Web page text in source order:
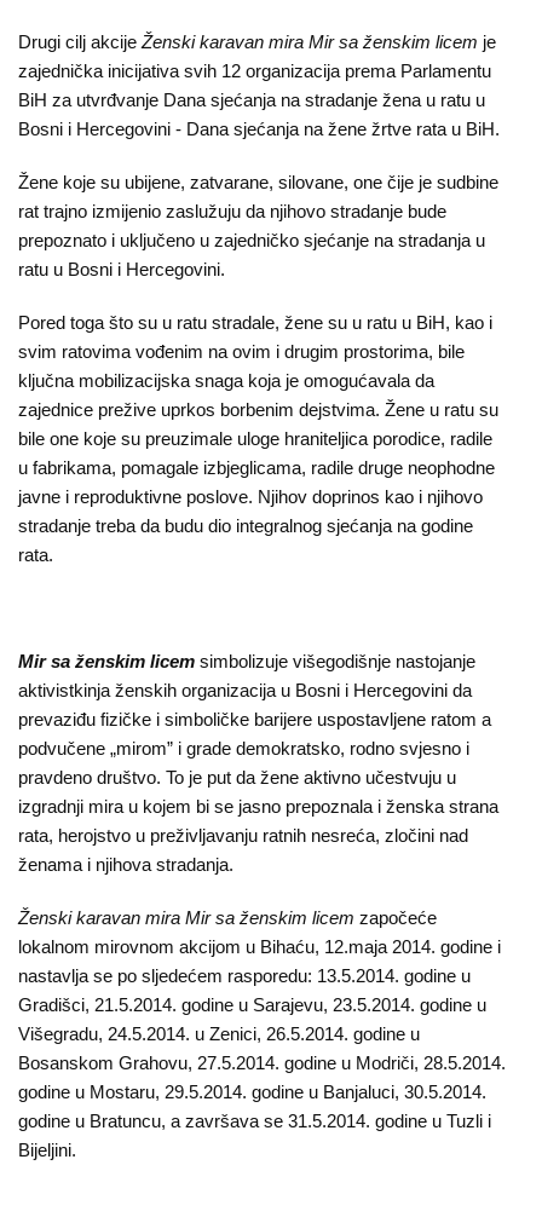
Dokumenti
Javni
pozivi
English
Kontakt
Drugi cilj akcije Ženski karavan mira Mir sa ženskim licem je
zajednička inicijativa svih 12 organizacija prema Parlamentu
BiH za utvrđvanje Dana sjećanja na stradanje žena u ratu u
Bosni i Hercegovini - Dana sjećanja na žene žrtve rata u BiH.
Žene koje su ubijene, zatvarane, silovane, one čije je sudbine
rat trajno izmijenio zaslužuju da njihovo stradanje bude
prepoznato i uključeno u zajedničko sjećanje na stradanja u
ratu u Bosni i Hercegovini.
Pored toga što su u ratu stradale, žene su u ratu u BiH, kao i
svim ratovima vođenim na ovim i drugim prostorima, bile
ključna mobilizacijska snaga koja je omogućavala da
zajednice prežive uprkos borbenim dejstvima. Žene u ratu su
bile one koje su preuzimale uloge hraniteljica porodice, radile
u fabrikama, pomagale izbjeglicama, radile druge neophodne
javne i reproduktivne poslove. Njihov doprinos kao i njihovo
stradanje treba da budu dio integralnog sjećanja na godine
rata.
Mir sa ženskim licem simbolizuje višegodišnje nastojanje
aktivistkinja ženskih organizacija u Bosni i Hercegovini da
prevaziđu fizičke i simboličke barijere uspostavljene ratom a
podvučene „mirom” i grade demokratsko, rodno svjesno i
pravdeno društvo. To je put da žene aktivno učestvuju u
izgradnji mira u kojem bi se jasno prepoznala i ženska strana
rata, herojstvo u preživljavanju ratnih nesreća, zločini nad
ženama i njihova stradanja.
Ženski karavan mira Mir sa ženskim licem započeće
lokalnom mirovnom akcijom u Bihaću, 12.maja 2014. godine i
nastavlja se po sljedećem rasporedu: 13.5.2014. godine u
Gradišci, 21.5.2014. godine u Sarajevu, 23.5.2014. godine u
Višegradu, 24.5.2014. u Zenici, 26.5.2014. godine u
Bosanskom Grahovu, 27.5.2014. godine u Modriči, 28.5.2014.
godine u Mostaru, 29.5.2014. godine u Banjaluci, 30.5.2014.
godine u Bratuncu, a završava se 31.5.2014. godine u Tuzli i
Bijeljini.